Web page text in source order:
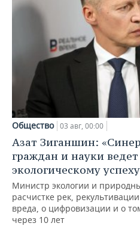
Общество 03 авг, 00:00
Азат Зиганшин:
граждан и науки
экологическому
Министр экологии и
расчистке рек,
вреда, о цифровизации и о
через 10 лет